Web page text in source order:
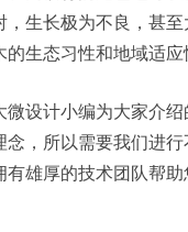
，生长极为不良，甚
生态习性和地域适应
微设计小编为大家介
念，所以需要我们进
雄厚的技术团队帮助